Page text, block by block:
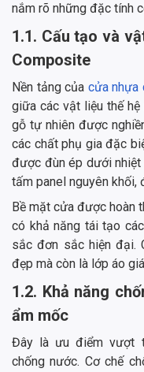
nắm rõ những đặc tính
1.1. Cấu tạo và
Composite
Nền tảng của cửa nhựa
giữa các vật liệu thế
gỗ tự nhiên được
các chất phụ gia đặc
được đùn ép dưới
tấm panel nguyên khối,
Bề mặt cửa được hoàn
có khả năng tái tạo
sắc đơn sắc hiện đại.
đẹp mà còn là lớp áo
1.2. Khả năng
ẩm mốc
Đây là ưu điểm vượt
chống nước. Cơ chế